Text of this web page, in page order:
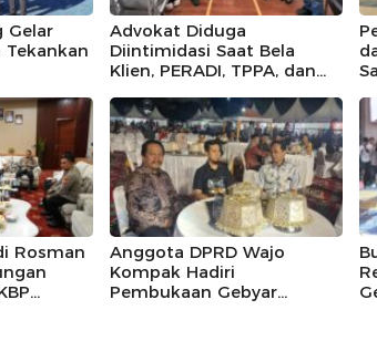
Gelar
Tekankan
Advokat Diduga
Diintimidasi Saat Bela
Klien, PERADI, TPPA, dan
Polda Riau Usut Tuntas
Dugaan Premanisme
Rosman
Anggota DPRD Wajo
Kompak Hadiri
Pembukaan Gebyar